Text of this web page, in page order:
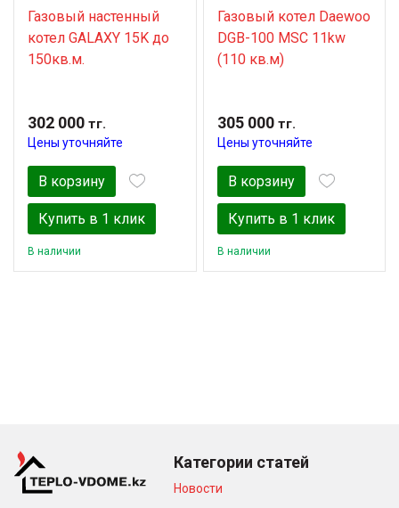
Газовый настенный
котел GALAXY 15K до
150кв.м.
302 000 тг.
Цены уточняйте
В корзину
Купить в 1 клик
В наличии
Газовый котел Daewoo
DGB-100 MSC 11kw
(110 кв.м)
305 000тг.
Цены уточняйте
В корзину
Купить в 1 клик
В наличии
Категории статей
Новости